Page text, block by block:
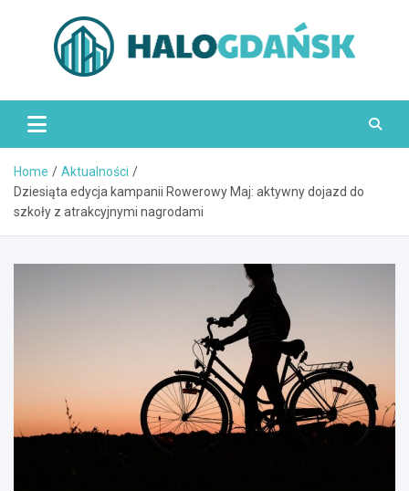
HaloGdańsk.pl
Home
Aktualności
Dziesiąta edycja kampanii Rowerowy Maj: aktywny dojazd do
szkoły z atrakcyjnymi nagrodami